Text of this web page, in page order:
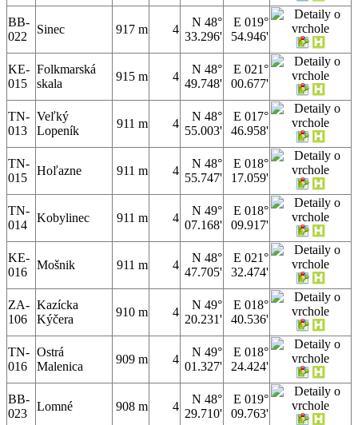
BB-
022
Sinec 917 m 4
N 48°
33.296'
E 019°
54.946'
KE-
015
Folkmarská
skala
915 m 4
N 48°
49.748'
E 021°
00.677'
TN-
013
Veľký
Lopeník
911 m 4
N 48°
55.003'
E 017°
46.958'
TN-
015
Hoľazne 911 m 4
N 48°
55.747'
E 018°
17.059'
TN-
014
Kobylinec 911 m 4
N 49°
07.168'
E 018°
09.917'
KE-
016
Mošnik 911 m 4
N 48°
47.705'
E 021°
32.474'
ZA-
106
Kazícka
Kýčera
910 m 4
N 49°
20.231'
E 018°
40.536'
TN-
016
Ostrá
Malenica
909 m 4
N 49°
01.327'
E 018°
24.424'
BB-
023
Lomné 908 m 4
N 48°
29.710'
E 019°
09.763'